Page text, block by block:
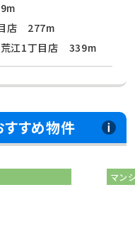
店 277m
荒江1丁目店 339m
すめ物件
マン